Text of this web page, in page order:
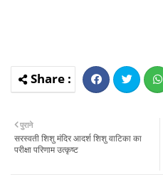
पुराने
सरस्वती शिशु मंदिर आदर्श शिशु वाटिका का
परीक्षा परिणाम उत्कृष्ट